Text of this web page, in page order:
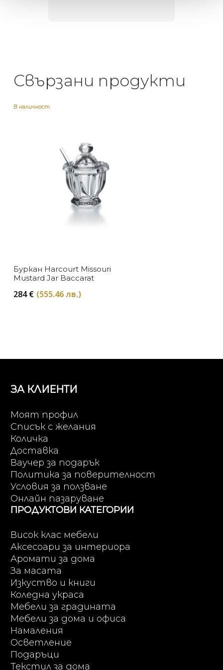
Свързани продукти
В наличност
Буркан Harcourt Missouri
Mustard Jar Baccarat
284€ (555.46 лв.)
ЗА КЛИЕНТИ
Моят профил
Списък с желания
Количка
Доставка
Ваучер за подарък
Политика за поверителност
Условия за ползване
Онлайн пазаруване
ПРОДУКТОВИ КАТЕГОРИИ
Висок клас мебели
Аксесоари за интериора
Аромати за дома
За масата
Изкуство и книги
Коледна украса
Мебели за градината
Мебели за дома и офиса
Намаления
Осветление
Подаръци
Текстил за дома